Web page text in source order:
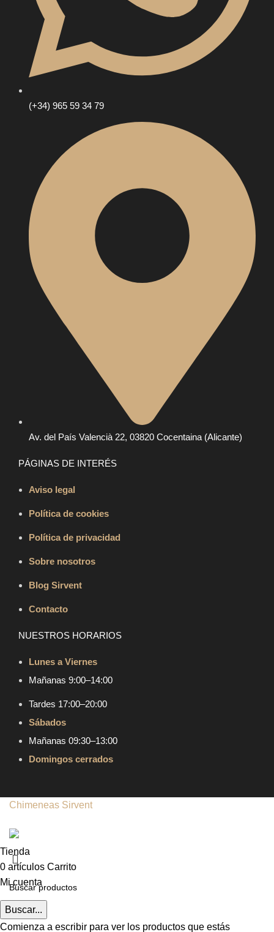
(+34) 965 59 34 79
Av. del País Valencià 22, 03820 Cocentaina (Alicante)
PÁGINAS DE INTERÉS
Aviso legal
Política de cookies
Política de privacidad
Sobre nosotros
Blog Sirvent
Contacto
NUESTROS HORARIOS
Lunes a Viernes
Mañanas 9:00–14:00
Tardes 17:00–20:00
Sábados
Mañanas 09:30–13:00
Domingos cerrados
Chimeneas Sirvent| Copyright © 2024 | Todos los
Buscar...
Comienza a escribir para ver los productos que estás
Tienda
0 artículos Carrito
Mi cuenta